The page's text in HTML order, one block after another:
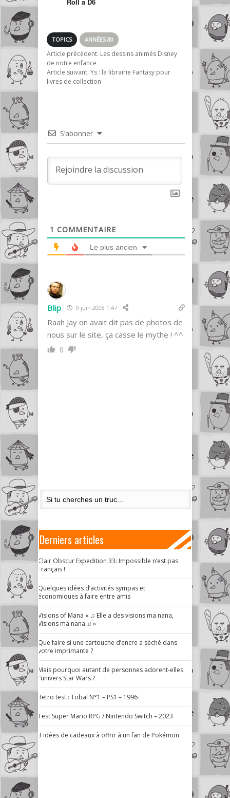
TOPICS ANNÉES 80
Article précédent: Les dessins animés Disney
de notre enfance
Article suivant: Ys : la librairie Fantasy pour
livres de collection
S’abonner
1 COMMENTAIRE
Le plus ancien
Blip 9 juin 2008 1:47
Raah Jay on avait dit pas de photos de
nous sur le site, ça casse le mythe ! ^^
0
Derniers articles
Clair Obscur Expedition 33: Impossible n’est pas
Français !
Quelques idées d’activités sympas et
économiques à faire entre amis
Visions of Mana « ♫ Elle a des visions ma nana,
Visions ma nana ♫ »
Que faire si une cartouche d’encre a séché dans
votre imprimante ?
Mais pourquoi autant de personnes adorent-elles
l’univers Star Wars ?
Retro test : Tobal N°1 – PS1 – 1996
Test Super Mario RPG / Nintendo Switch – 2023
3 idées de cadeaux à offrir à un fan de Pokémon